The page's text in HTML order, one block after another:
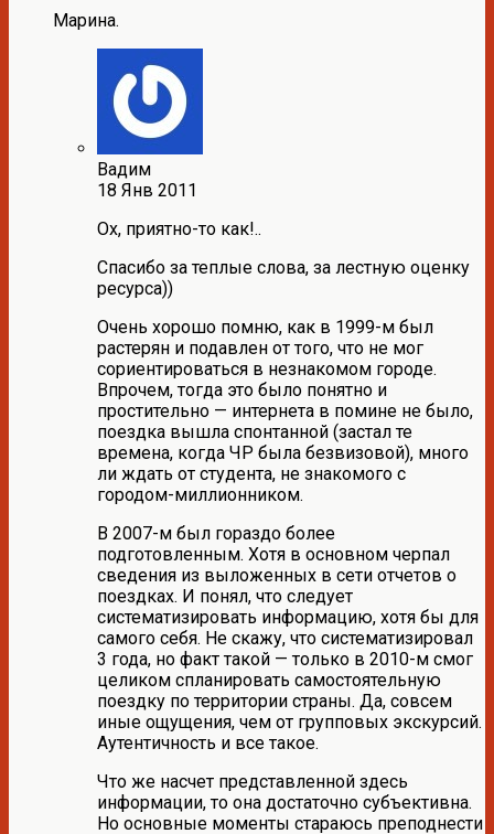
Марина.
Вадим
18 Янв 2011
Ох, приятно-то как!..
Спасибо за теплые слова, за лестную оценку
ресурса))
Очень хорошо помню, как в 1999-м был
растерян и подавлен от того, что не мог
сориентироваться в незнакомом городе.
Впрочем, тогда это было понятно и
простительно — интернета в помине не было,
поездка вышла спонтанной (застал те
времена, когда ЧР была безвизовой), много
ли ждать от студента, не знакомого с
городом-миллионником.
В 2007-м был гораздо более
подготовленным. Хотя в основном черпал
сведения из выложенных в сети отчетов о
поездках. И понял, что следует
систематизировать информацию, хотя бы для
самого себя. Не скажу, что систематизировал
3 года, но факт такой — только в 2010-м смог
целиком спланировать самостоятельную
поездку по территории страны. Да, совсем
иные ощущения, чем от групповых экскурсий.
Аутентичность и все такое.
Что же насчет представленной здесь
информации, то она достаточно субъективна.
Но основные моменты стараюсь преподнести